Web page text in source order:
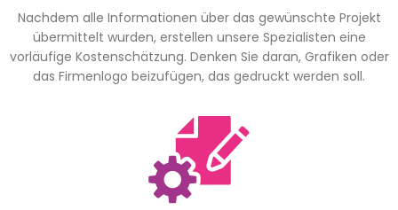
Nachdem alle Informationen über das gewünschte Projekt
übermittelt wurden, erstellen unsere Spezialisten eine
vorläufige Kostenschätzung. Denken Sie daran, Grafiken oder
das Firmenlogo beizufügen, das gedruckt werden soll.